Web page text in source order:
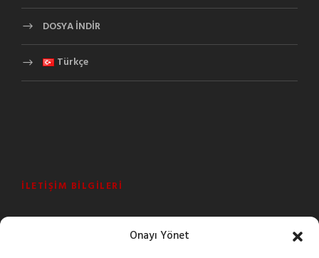
Onayı Yönet
DOSYA İNDİR
Türkçe
İLETIŞIM BILGILERI